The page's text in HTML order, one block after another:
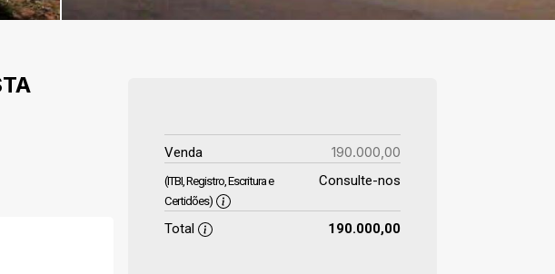
Venda 190.000,00
(ITBI, Registro, Escritura e
Certidões)
Consulte-nos
Total 190.000,00